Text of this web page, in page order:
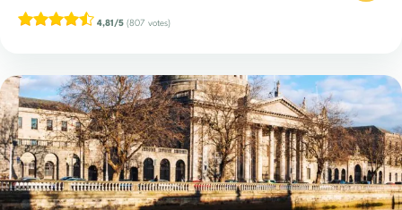
4,81/5 (807 votes)